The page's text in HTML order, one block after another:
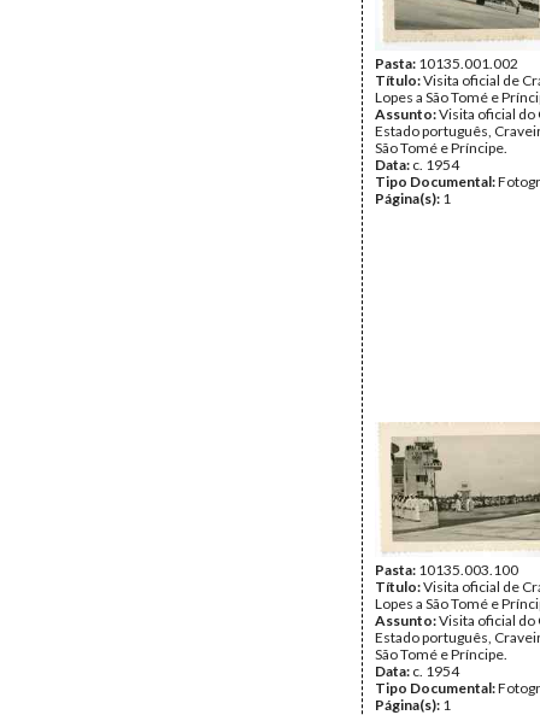
Pasta: 10135.001.002
Título:Visita oficial de
Lopes a São Tomé e
Assunto:Visita oficial do
Estado português,
São Tomé e Príncipe.
Data: c. 1954
Tipo Documental:
Página(s): 1
Pasta: 10135.003.100
Título:Visita oficial de
Lopes a São Tomé e
Assunto:Visita oficial do
Estado português,
São Tomé e Príncipe.
Data: c. 1954
Tipo Documental:
Página(s): 1